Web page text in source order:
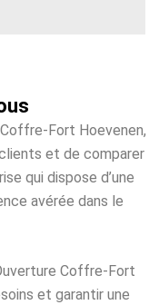
Fort Hoevenen,
et de comparer
qui dispose d’une
avérée dans le
Coffre-Fort
et garantir une